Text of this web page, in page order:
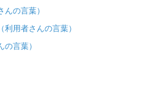
の言葉）
用者さんの言葉）
言葉）